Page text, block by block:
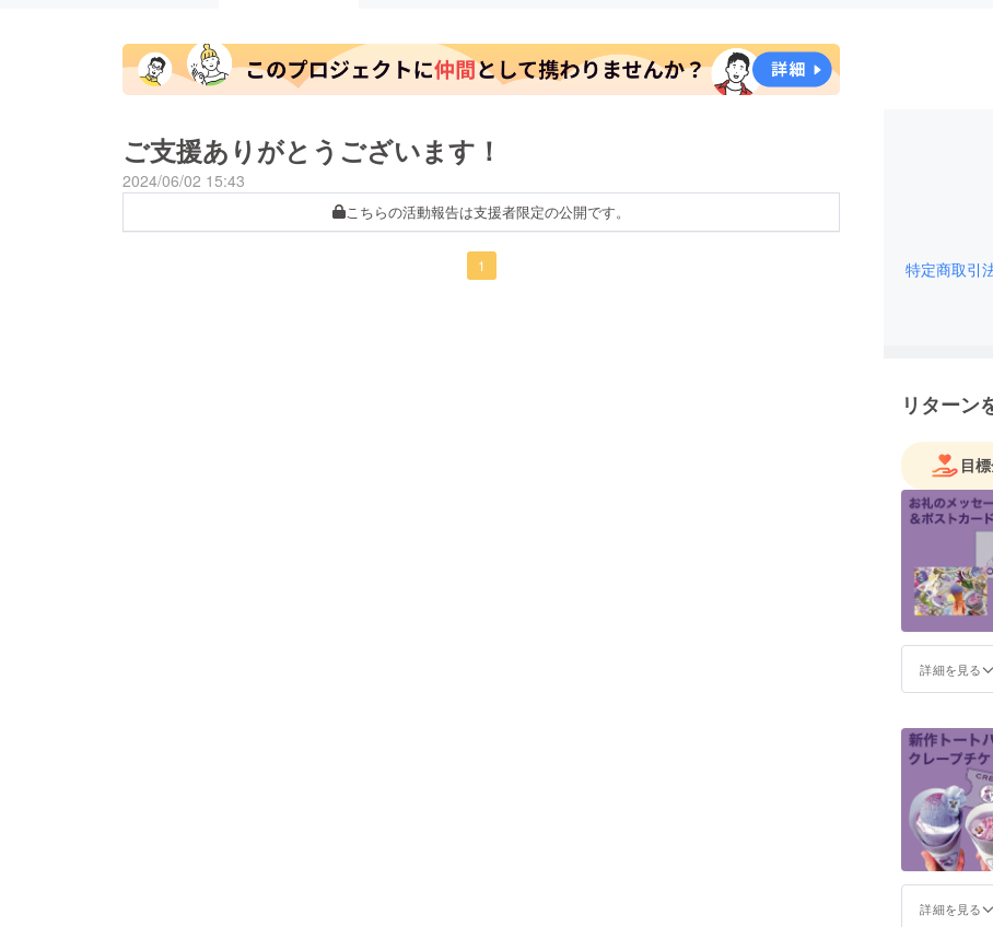
ご支援ありがとうございます！
2024/06/02 15:43
こちらの活動報告は支援者限定の公開です。
1
特定商取引
リターン
目
詳細を見る
詳細を見る